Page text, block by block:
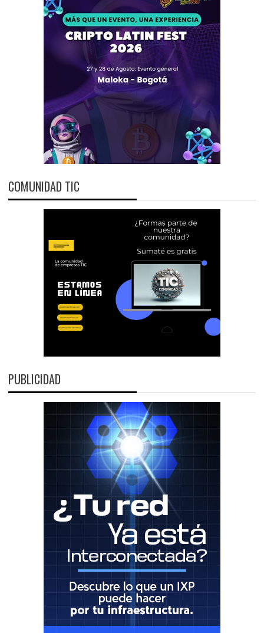
COMUNIDAD TIC
PUBLICIDAD